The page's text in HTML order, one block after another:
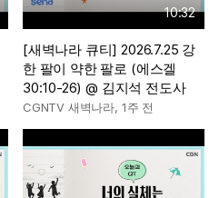
10:32
[새벽나라 큐티] 2026.7.25 강
한 팔이 약한 팔로 (에스겔
30:10-26) @ 김지석 전도사
CGNTV 새벽나라, 1주 전